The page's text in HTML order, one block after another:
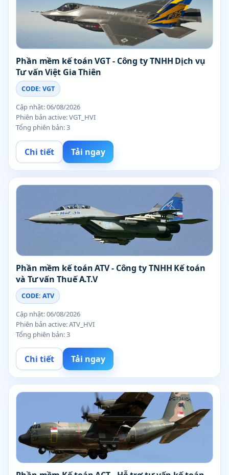
Phần mềm kế toán VGT - Công ty TNHH Dịch vụ
Tư vấn Việt Gia Thiên
CODE: VGT
Cập nhật: 06/08/2026
Phiên bản active: VGT_HVI
Tổng phiên bản: 3
Chi tiết Tải ngay
Phần mềm kế toán ATV - Công ty TNHH Kế toán
và Tư vấn Thuế A.T.V
CODE: ATV
Cập nhật: 06/08/2026
Phiên bản active: ATV_HVI
Tổng phiên bản: 3
Chi tiết Tải ngay